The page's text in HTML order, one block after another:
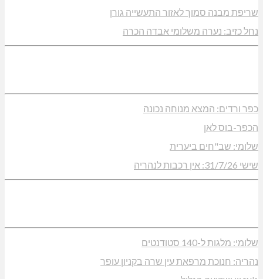
שריפת מבנה סמוך לאזור התעשייה גורן
נחל כזיב: נערה משלומי אבדה הכרה
כפר ורדים: המצא מנוחה נכונה
הכפר-בוס לאן
שלומי: שב"חים ביערית
שישי 31/7/26: אין רכבות לנהריה
שלומי: מלגות ל-140 סטודנטים
נהריה: חנוכת מרפאת עין שרה בקניון עופר